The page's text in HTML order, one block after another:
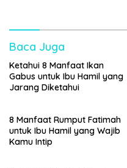
Baca Juga
Ketahui 8 Manfaat Ikan
Gabus untuk Ibu Hamil yang
Jarang Diketahui
8 Manfaat Rumput Fatimah
untuk Ibu Hamil yang Wajib
Kamu Intip